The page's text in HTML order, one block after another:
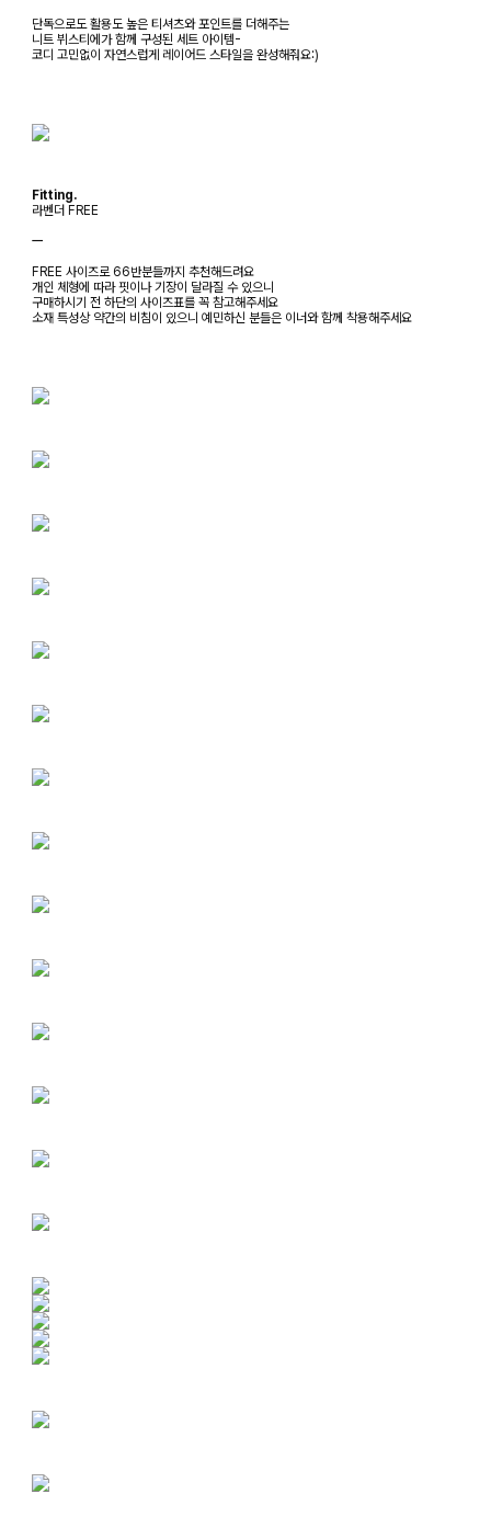
단독으로도 활용도 높은 티셔츠와 포인트를 더해주는
니트 뷔스티에가 함께 구성된 세트 아이템-
코디 고민없이 자연스럽게 레이어드 스타일을 완성해줘요:)
Fitting.
라벤더 FREE
ㅡ
FREE 사이즈로 66반분들까지 추천해드려요
개인 체형에 따라 핏이나 기장이 달라질 수 있으니
구매하시기 전 하단의 사이즈표를 꼭 참고해주세요
소재 특성상 약간의 비침이 있으니 예민하신 분들은 이너와 함께 착용해주세요